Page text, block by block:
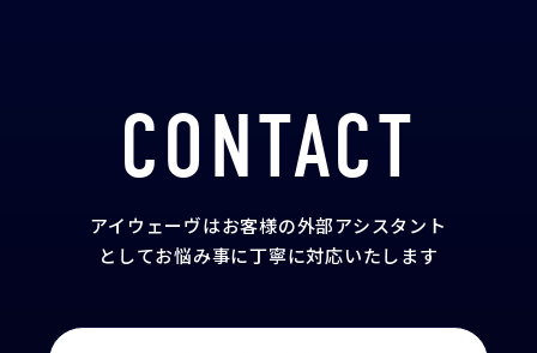
CONTACT
アイウェーヴはお客様の外部アシスタント
としてお悩み事に丁寧に対応いたします